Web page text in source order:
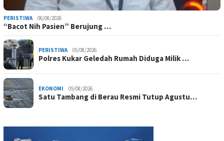
PERISTIWA 06/08/2026
“Bacot Nih Pasien” Berujung …
PERISTIWA 05/08/2026
Polres Kukar Geledah Rumah Diduga Milik …
EKONOMI 05/08/2026
Satu Tambang di Berau Resmi Tutup Agustu…